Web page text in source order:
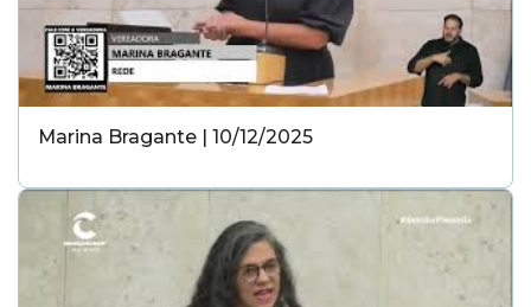
Marina Bragante | 10/12/2025